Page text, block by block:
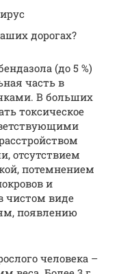
дорогах?
(до 5 %)
часть в
В больших
токсическое
отсутствием
потемнением
и
чистом виде
появлению
человека –